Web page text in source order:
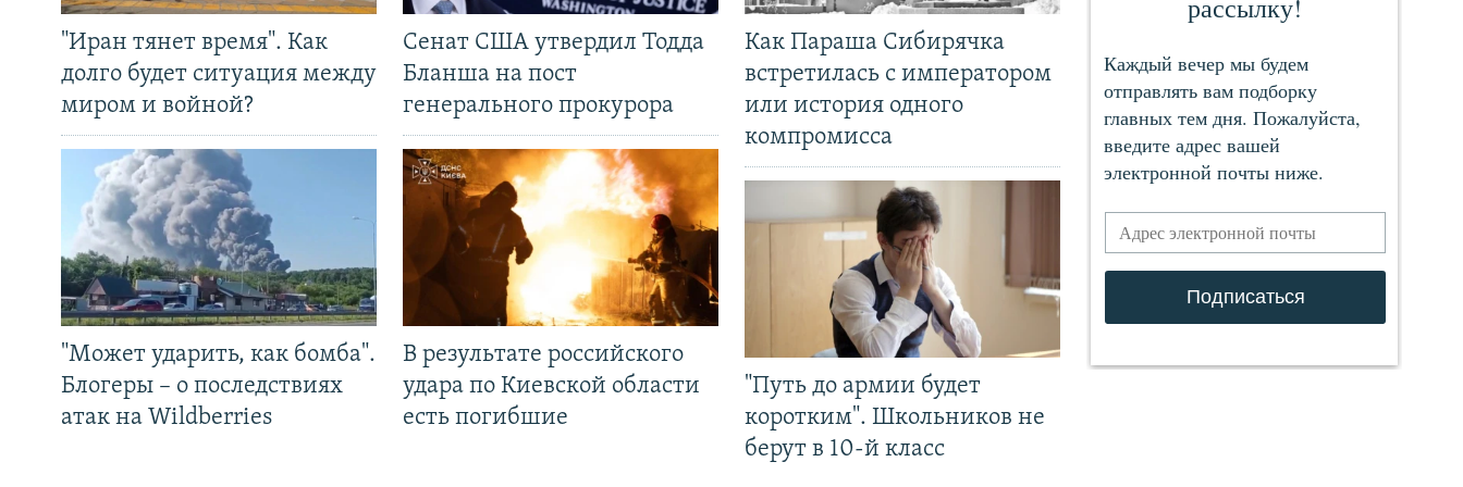
"Иран тянет время". Как
долго будет ситуация между
миром и войной?
"Может ударить, как бомба".
Блогеры – о последствиях
атак на Wildberries
Сенат США утвердил Тодда
Бланша на пост
генерального прокурора
В результате российского
удара по Киевской области
есть погибшие
Как Параша Сибирячка
встретилась с императором
или история одного
компромисса
"Путь до армии будет
коротким". Школьников не
берут в 10-й класс